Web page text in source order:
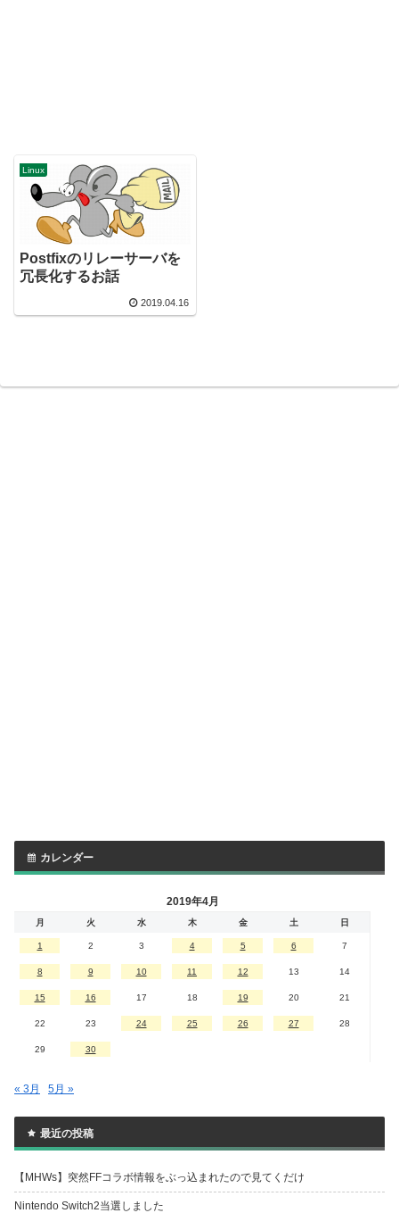
Linux
Postfixのリレーサーバを
冗長化するお話
2019.04.16
カレンダー
2019年4月
月 火 水 木 金 土 日
1 2 3 4 5 6 7
8 9 10 11 12 13 14
15 16 17 18 19 20 21
22 23 24 25 26 27 28
29 30
« 3月 5月 »
最近の投稿
【MHWs】突然FFコラボ情報をぶっ込まれたので見てくだけ
Nintendo Switch2当選しました